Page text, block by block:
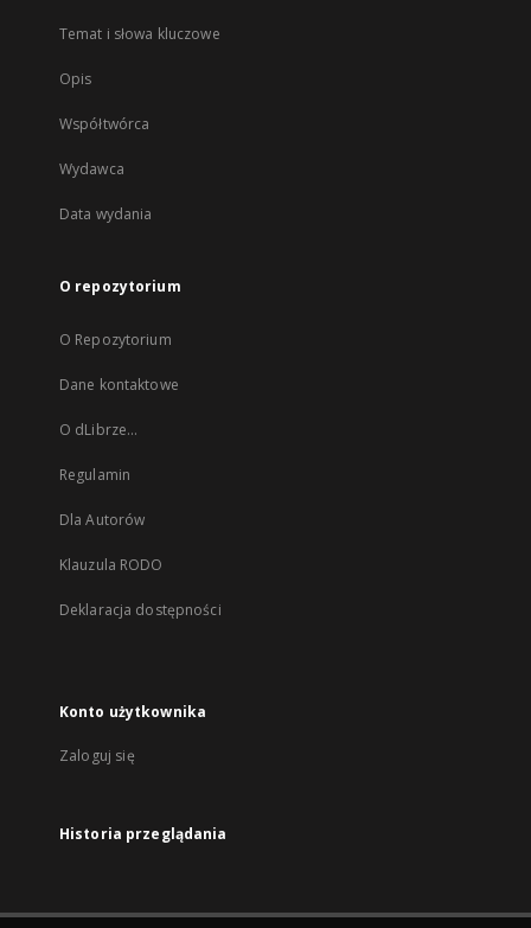
Temat i słowa kluczowe
Opis
Współtwórca
Wydawca
Data wydania
O repozytorium
O Repozytorium
Dane kontaktowe
O dLibrze...
Regulamin
Dla Autorów
Klauzula RODO
Deklaracja dostępności
Konto użytkownika
Zaloguj się
Historia przeglądania